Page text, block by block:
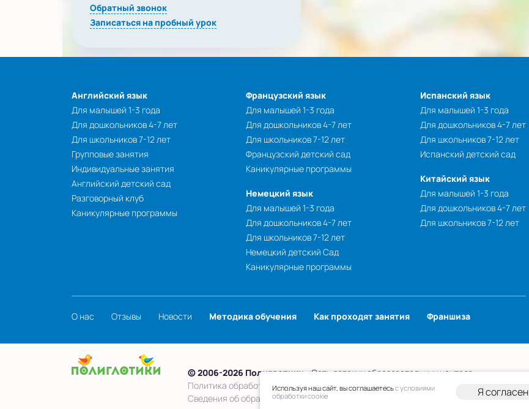
Обратный звонок
Записаться на пробный урок
Английский язык
Для малышей 1-3 года
Для дошкольников 4-7 лет
Для школьников 7-12 лет
Групповые занятия
Индивидуальные занятия
Английский детский сад
Разговорный клуб
Каникулярные программы
Французский язык
Для малышей 1-3 года
Для дошкольников 4-7 лет
Для школьников 7-12 лет
Французский детский сад
Каникулярные программы
Немецкий язык
Для малышей 1-3 года
Для дошкольников 4-7 лет
Для школьников 7-12 лет
Немецкий детский Сад
Каникулярные программы
Испанский язык
Для малышей 1-3 года
Для дошкольников 4-7 лет
Для школьников 7-12 лет
Испанский детский сад
Китайский язык
Для малышей 1-3 года
Для дошкольников 4-7 лет
Для школьников 7-12 лет
О нас Отзывы Новости Методика обучения Как проходят занятия Франшиза
© 2006-2026 Полиглотики- Сеть детских образовательных центров.
Политика обработки персональных данных
Публичная оферта
Сведения об образовательной организации
Используя наш сайт, вы соглашаетесьс условиями
обработки cookie
Я согласен